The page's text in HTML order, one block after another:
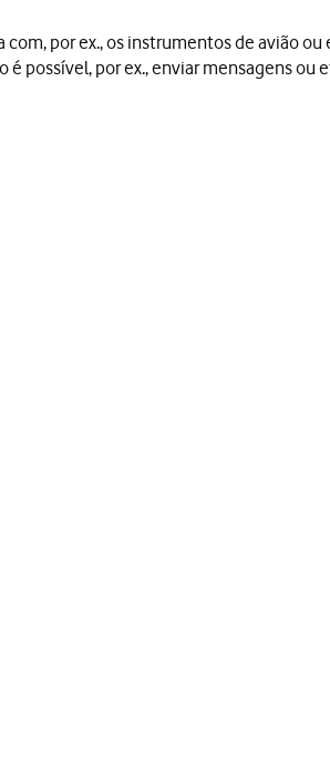
por ex., os instrumentos de avião
possível, por ex., enviar mensagens ou